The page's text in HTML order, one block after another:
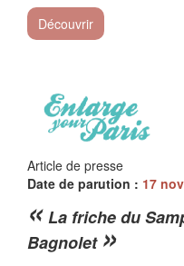
Découvrir
Article de presse
Date de parution : 17
«La friche du
Bagnolet»